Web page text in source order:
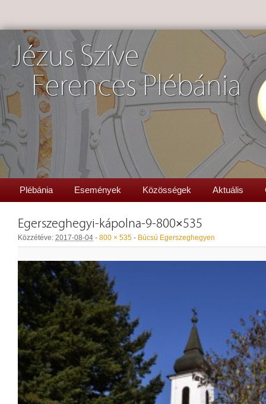
Jézus Szíve
Ferences Plébánia
Plébánia Események Közösségek Aktuális
Egerszeghegyi-kápolna-9-800×535
Közzétéve: 2017-08-04 - 800 × 535 - Búcsú Egerszeghegyen